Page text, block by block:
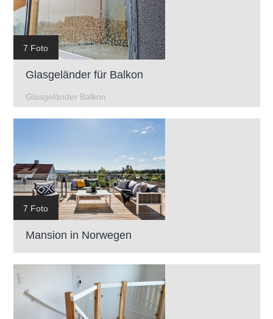
7 Foto
Glasgeländer für Balkon
Glasgeländer Balkon
7 Foto
Mansion in Norwegen